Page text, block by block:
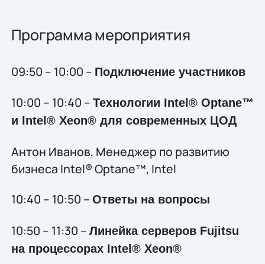
Программа мероприятия
09:50 – 10:00 – Подключение участников
10:00 – 10:40 – Технологии Intel® Optane™
и Intel® Xeon® для современных ЦОД
Антон Иванов, Менеджер по развитию
бизнеса Intel® Optane™, Intel
10:40 – 10:50 – Ответы на вопросы
10:50 – 11:30 – Линейка серверов Fujitsu
на процессорах Intel® Xeon®